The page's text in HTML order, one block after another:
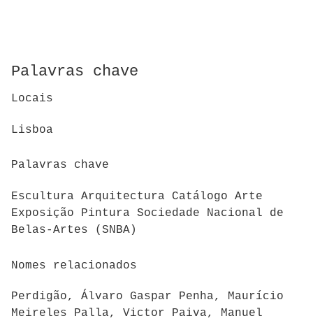
Palavras chave
Locais
Lisboa
Palavras chave
Escultura Arquitectura Catálogo Arte
Exposição Pintura Sociedade Nacional de
Belas-Artes (SNBA)
Nomes relacionados
Perdigão, Álvaro Gaspar Penha, Maurício
Meireles Palla, Victor Paiva, Manuel